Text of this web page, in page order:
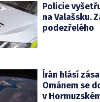
Policie
na Valašsku.
podezřelého
Írán hlásí
Ománem se
v